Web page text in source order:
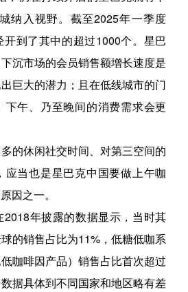
纳入视野。截至2025年一季度
到了其中的超过1000个。星巴
沉市场的会员销售额增长速度是
巨大的潜力；且在低线城市的门
下午、乃至晚间的消费需求会更
的休闲社交时间、对第三空间的
当也是星巴克中国要做上午咖
因之一。
年披露的数据显示，当时其
的销售占比为11%，低糖低咖系
咖啡因产品）销售占比首次超过
据具体到不同国家和地区略有差